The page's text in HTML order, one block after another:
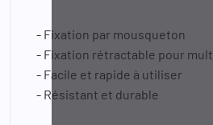
- Fixation par mousqueton
- Fixation rétractable pour
- Facile et rapide à utiliser
- Résistant et durable